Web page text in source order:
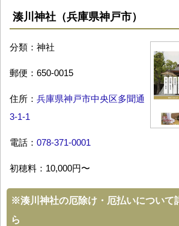
湊川神社（兵庫県神戸市）
分類：神社
郵便：650-0015
住所： 兵庫県神戸市中央区多聞通
3-1-1
電話： 078-371-0001
初穂料：10,000円〜
※湊川神社の厄除け・厄払いについて
ら